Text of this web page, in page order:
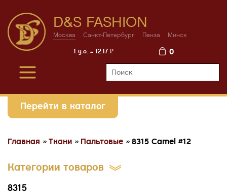
D&S FASHION
Москва Санкт-Петербург Пенза Минск
1 у.е. = 12.17 ₽ 0
Перейти в каталог
Главная » Ткани » Пальтовые » 8315 Camel #12
Категории товаров
8315